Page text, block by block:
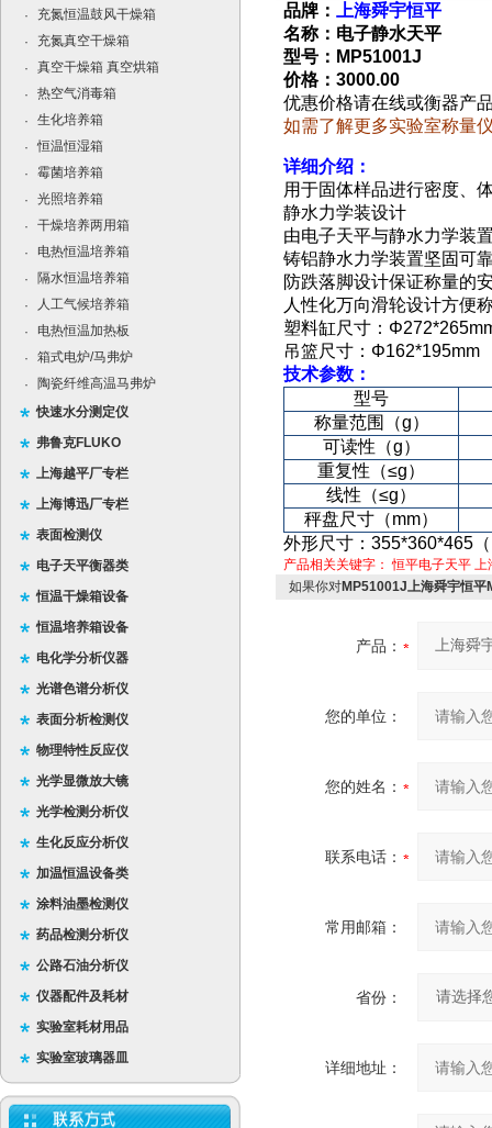
·
充氮恒温鼓风干燥箱
·
充氮真空干燥箱
·
真空干燥箱 真空烘箱
·
热空气消毒箱
·
生化培养箱
·
恒温恒湿箱
·
霉菌培养箱
·
光照培养箱
·
干燥培养两用箱
·
电热恒温培养箱
·
隔水恒温培养箱
·
人工气候培养箱
·
电热恒温加热板
·
箱式电炉/马弗炉
·
陶瓷纤维高温马弗炉
快速水分测定仪
弗鲁克FLUKO
上海越平厂专栏
上海博迅厂专栏
表面检测仪
电子天平衡器类
恒温干燥箱设备
恒温培养箱设备
电化学分析仪器
光谱色谱分析仪
表面分析检测仪
物理特性反应仪
光学显微放大镜
光学检测分析仪
生化反应分析仪
加温恒温设备类
涂料油墨检测仪
药品检测分析仪
公路石油分析仪
仪器配件及耗材
实验室耗材用品
实验室玻璃器皿
品牌：
上海舜宇恒平
名称：电子静水天平
型号：MP51001J
价格：3000.00
优惠价格请在线或衡器产
如需了解更多实验室称量
详细介绍：
用于固体样品进行密度、
静水力学装设计
由电子天平与静水力学装
铸铝静水力学装置坚固可
防跌落脚设计保证称量的
人性化万向滑轮设计方便
塑料缸尺寸：
吊篮尺寸： Φ162*195mm
技术参数：
型号
称量范围
（g）
可读性 （g）
重复性 （≤g）
线性 （≤g）
秤盘尺寸 （mm）
外形尺寸： 355*360*465
产品相关关键字：恒平电子天平 上
如果你对MP51001J上海舜宇恒平
产品：
您的单位：
您的姓名：
联系电话：
常用邮箱：
省份：
详细地址：